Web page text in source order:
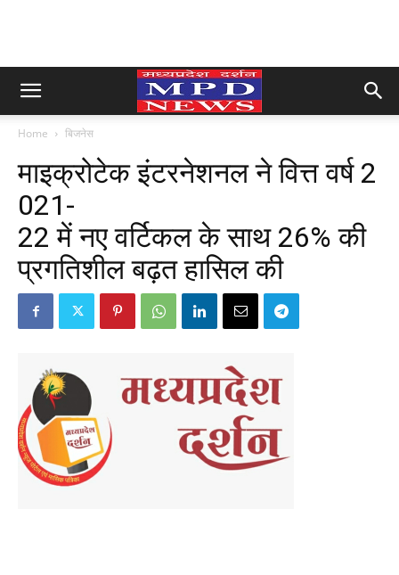
Home बिजनेस
माइक्रोटेक इंटरनेशनल ने वित्त वर्ष 2
021-
22 में नए वर्टिकल के साथ 26% की
प्रगतिशील बढ़त हासिल की